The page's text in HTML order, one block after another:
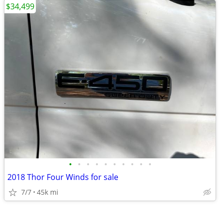
• • • • • • • • • •
2018 Thor Four Winds for sale
7/7 45k mi
$34,499